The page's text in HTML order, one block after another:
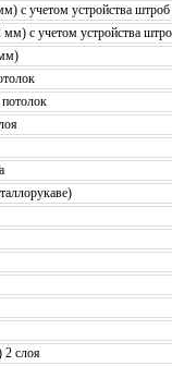
с учетом устройства штроб
с учетом устройства
2 слоя